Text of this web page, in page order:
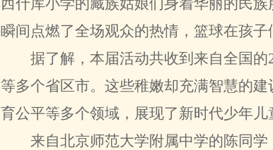
西什库小学的藏族姑娘们身着华丽的民
瞬间点燃了全场观众的热情，篮球在孩子
据了解，本届活动共收到来自全国的
等多个省区市。这些稚嫩却充满智慧的
育公平等多个领域，展现了新时代少年儿
来自北京师范大学附属中学的陈同学